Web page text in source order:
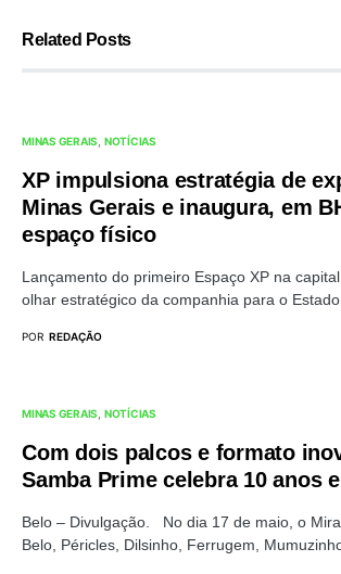
Related Posts
MINAS GERAIS NOTÍCIAS
XP impulsiona estratégia de
Minas Gerais e inaugura, em
espaço físico
Lançamento do primeiro Espaço XP na
olhar estratégico da companhia para o
POR REDAÇÃO
MINAS GERAIS NOTÍCIAS
Com dois palcos e formato
Samba Prime celebra 10 anos
Belo – Divulgação. No dia 17 de maio, o
Belo, Péricles, Dilsinho, Ferrugem,